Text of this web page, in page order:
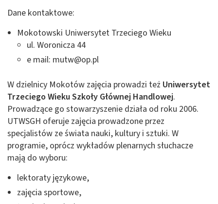
Dane kontaktowe:
Mokotowski Uniwersytet Trzeciego Wieku
ul. Woronicza 44
e mail: mutw@op.pl
W dzielnicy Mokotów zajęcia prowadzi też Uniwersytet
Trzeciego Wieku Szkoły Głównej Handlowej.
Prowadzące go stowarzyszenie działa od roku 2006.
UTWSGH oferuje zajęcia prowadzone przez
specjalistów ze świata nauki, kultury i sztuki. W
programie, oprócz wykładów plenarnych słuchacze
mają do wyboru:
lektoraty językowe,
zajęcia sportowe,